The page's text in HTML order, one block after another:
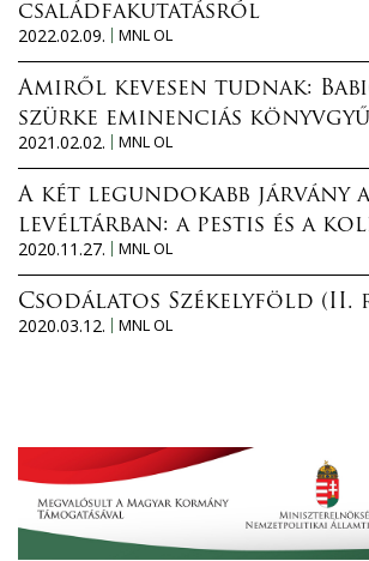
családfakutatásról
2022.02.09.
MNL OL
Amiről kevesen tudnak:
szürke eminenciás
2021.02.02.
MNL OL
A két legundokabb járvány a
levéltárban: a pestis és a
2020.11.27.
MNL OL
Csodálatos Székelyföld (II.
2020.03.12.
MNL OL